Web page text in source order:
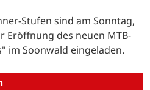
Stufen sind am Sonntag,
Eröffnung des neuen MTB-
im Soonwald eingeladen.